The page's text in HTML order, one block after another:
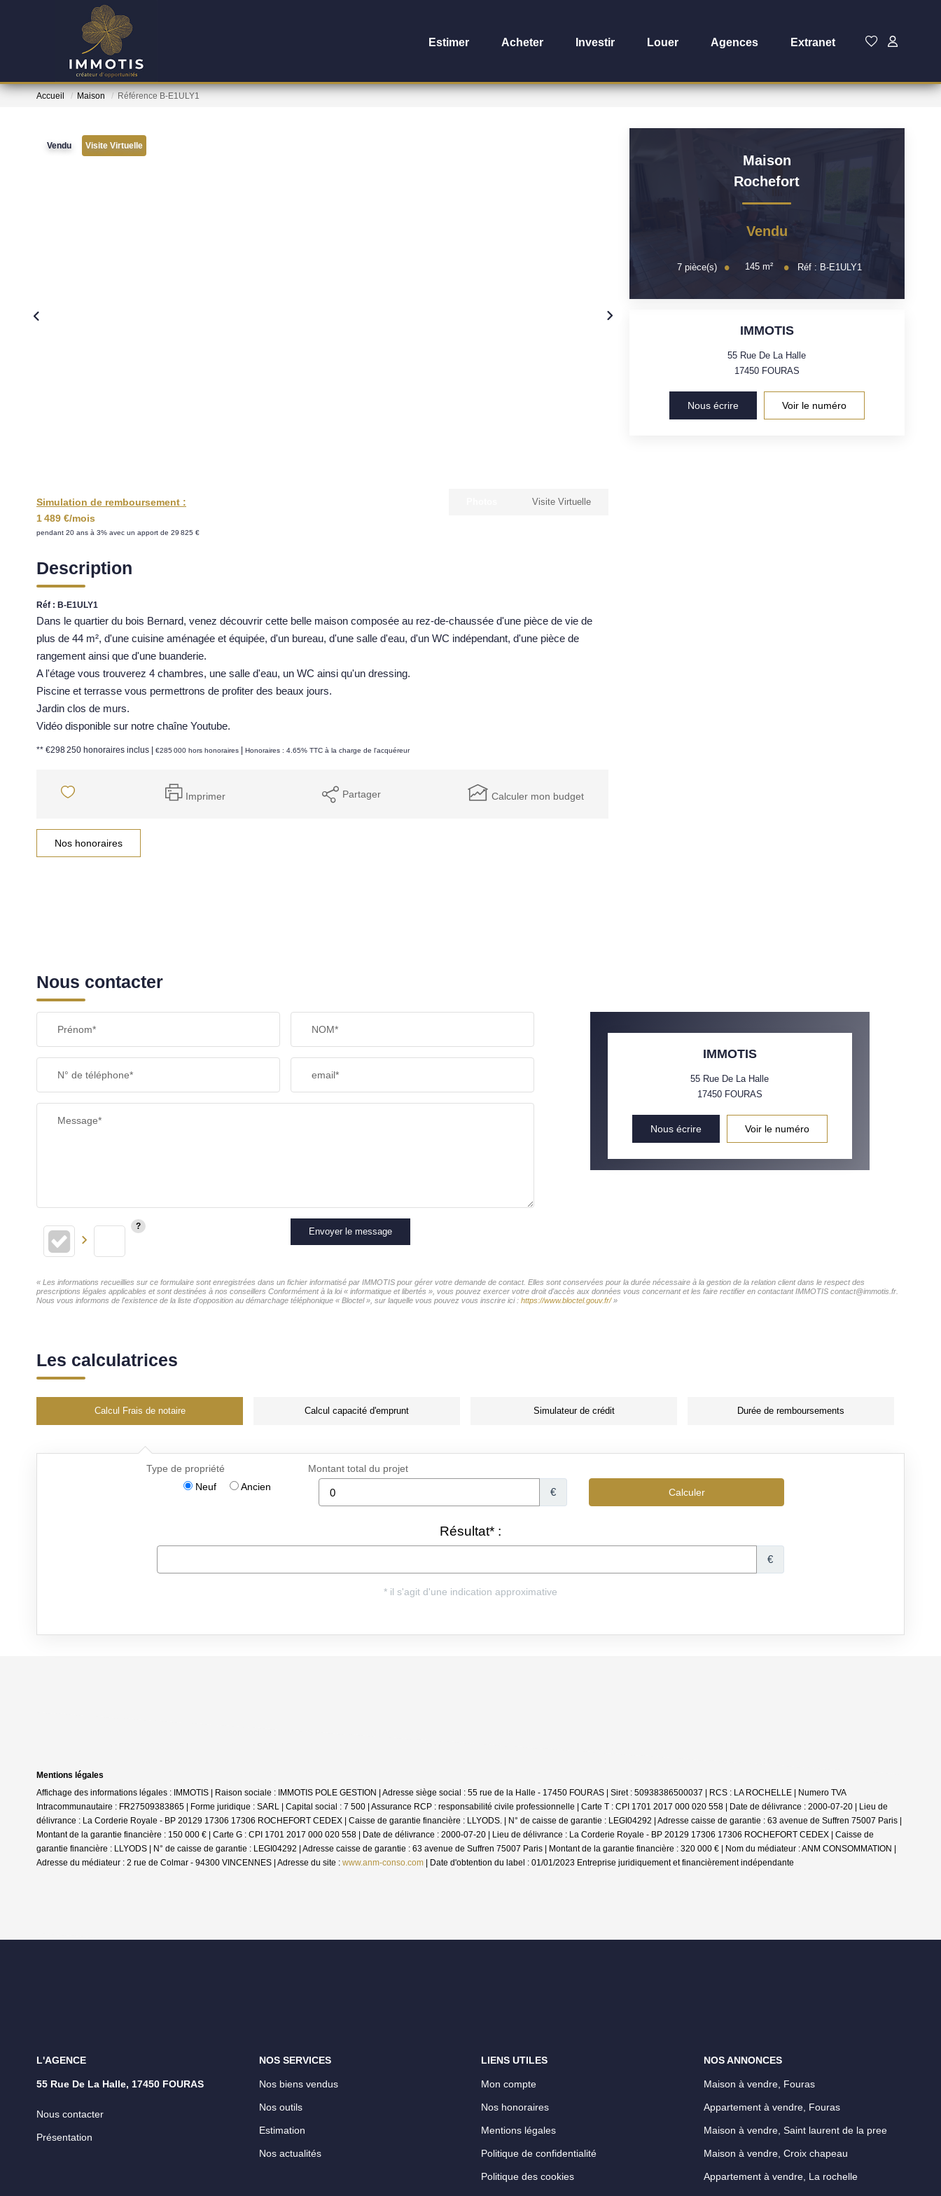
Estimer Acheter Investir Louer Agences Extranet
Accueil Maison Référence B-E1ULY1
Vendu Visite Virtuelle
Simulation de remboursement :
1 489 €/mois
pendant 20 ans à 3% avec un apport de 29 825 €
Visite Virtuelle
Description
Réf : B-E1ULY1
Dans le quartier du bois Bernard, venez découvrir cette belle maison composée au rez-de-chaussée d'une pièce de vie de
plus de 44 m², d'une cuisine aménagée et équipée, d'un bureau, d'une salle d'eau, d'un WC indépendant, d'une pièce de
rangement ainsi que d'une buanderie.
A l'étage vous trouverez 4 chambres, une salle d'eau, un WC ainsi qu'un dressing.
Piscine et terrasse vous permettrons de profiter des beaux jours.
Jardin clos de murs.
Vidéo disponible sur notre chaîne Youtube.
** €298 250 honoraires inclus €285 000 hors honoraires Honoraires : 4.65% TTC à la charge de l'acquéreur
Imprimer Partager Calculer mon budget
Nos honoraires
Maison
Rochefort
Vendu
7pièce(s) 145m² Réf : B-E1ULY1
IMMOTIS
55 Rue De La Halle
17450 FOURAS
Nous écrire Voir le numéro
Nous contacter
Prénom* NOM*
N° de téléphone* email*
Message*
Envoyer le message
IMMOTIS
55 Rue De La Halle
17450 FOURAS
Nous écrire Voir le numéro
« Les informations recueillies sur ce formulaire sont enregistrées dans un fichier informatisé par IMMOTIS pour gérer votre demande de contact. Elles sont conservées pour la durée nécessaire à la gestion de la relation client dans le respect des
prescriptions légales applicables et sont destinées à nos conseillers Conformément à la loi « informatique et libertés », vous pouvez exercer votre droit d'accès aux données vous concernant et les faire rectifier en contactant IMMOTIS contact@immotis.fr.
Nous vous informons de l'existence de la liste d'opposition au démarchage téléphonique « Bloctel », sur laquelle vous pouvez vous inscrire ici : https://www.bloctel.gouv.fr/»
Les calculatrices
Calcul Frais de notaire Calcul capacité d'emprunt Simulateur de crédit Durée de remboursements
Mentions légales
Affichage des informations légales : IMMOTIS | Raison sociale : IMMOTIS POLE GESTION | Adresse siège social : 55 rue de la Halle - 17450 FOURAS | Siret : 50938386500037 | RCS : LA ROCHELLE | Numero TVA
Intracommunautaire : FR27509383865 | Forme juridique : SARL | Capital social : 7 500 | Assurance RCP : responsabilité civile professionnelle | Carte T : CPI 1701 2017 000 020 558 | Date de délivrance : 2000-07-20 | Lieu de
délivrance : La Corderie Royale - BP 20129 17306 17306 ROCHEFORT CEDEX | Caisse de garantie financière : LLYODS. | N° de caisse de garantie : LEGI04292 | Adresse caisse de garantie : 63 avenue de Suffren 75007 Paris |
Montant de la garantie financière : 150 000 € | Carte G : CPI 1701 2017 000 020 558 | Date de délivrance : 2000-07-20 | Lieu de délivrance : La Corderie Royale - BP 20129 17306 17306 ROCHEFORT CEDEX | Caisse de
garantie financière : LLYODS | N° de caisse de garantie : LEGI04292 | Adresse caisse de garantie : 63 avenue de Suffren 75007 Paris | Montant de la garantie financière : 320 000 € | Nom du médiateur : ANM CONSOMMATION |
Adresse du médiateur : 2 rue de Colmar - 94300 VINCENNES | Adresse du site : www.anm-conso.com | Date d'obtention du label : 01/01/2023 Entreprise juridiquement et financièrement indépendante
L'AGENCE
55 Rue De La Halle, 17450 FOURAS
Nous contacter
Présentation
NOS SERVICES
Nos biens vendus
Nos outils
Estimation
Nos actualités
LIENS UTILES
Mon compte
Nos honoraires
Mentions légales
Politique de confidentialité
Politique des cookies
NOS ANNONCES
Maison à vendre, Fouras
Appartement à vendre, Fouras
Maison à vendre, Saint laurent de la pree
Maison à vendre, Croix chapeau
Appartement à vendre, La rochelle